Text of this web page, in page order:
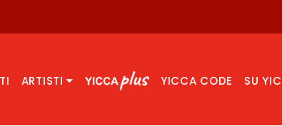
ARTISTI YICCA CODE SU